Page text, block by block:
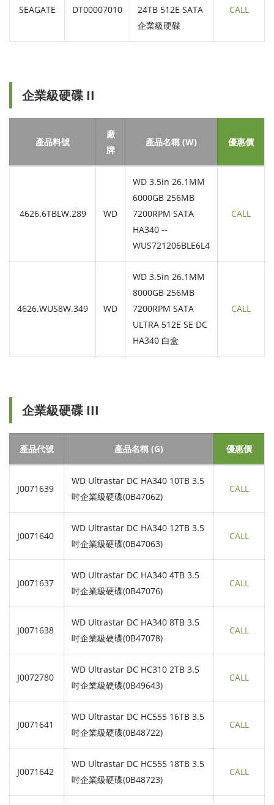
SEAGATE DT00007010
24TB 512E SATA
企業級硬碟
CALL
企業級硬碟 II
產品料號
廠
牌
產品名稱 (W) 優惠價
4626.6TBLW.289 WD
WD 3.5in 26.1MM
6000GB 256MB
7200RPM SATA
HA340 --
WUS721206BLE6L4
CALL
4626.WUS8W.349 WD
WD 3.5in 26.1MM
8000GB 256MB
7200RPM SATA
ULTRA 512E SE DC
HA340 白盒
CALL
企業級硬碟 III
產品代號 產品名稱 (G) 優惠價
J0071639
WD Ultrastar DC HA340 10TB 3.5
吋企業級硬碟(0B47062)
CALL
J0071640
WD Ultrastar DC HA340 12TB 3.5
吋企業級硬碟(0B47063)
CALL
J0071637
WD Ultrastar DC HA340 4TB 3.5
吋企業級硬碟(0B47076)
CALL
J0071638
WD Ultrastar DC HA340 8TB 3.5
吋企業級硬碟(0B47078)
CALL
J0072780
WD Ultrastar DC HC310 2TB 3.5
吋企業級硬碟(0B49643)
CALL
J0071641
WD Ultrastar DC HC555 16TB 3.5
吋企業級硬碟(0B48722)
CALL
J0071642
WD Ultrastar DC HC555 18TB 3.5
吋企業級硬碟(0B48723)
CALL